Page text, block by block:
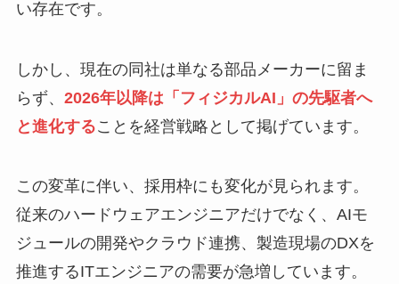
い存在です。
しかし、現在の同社は単なる部品メーカーに留ま
らず、 2026年以降は「フィジカルAI」の先駆者へ
と進化することを経営戦略として掲げています。
この変革に伴い、採用枠にも変化が見られます。
従来のハードウェアエンジニアだけでなく、AIモ
ジュールの開発やクラウド連携、製造現場のDXを
推進するITエンジニアの需要が急増しています。